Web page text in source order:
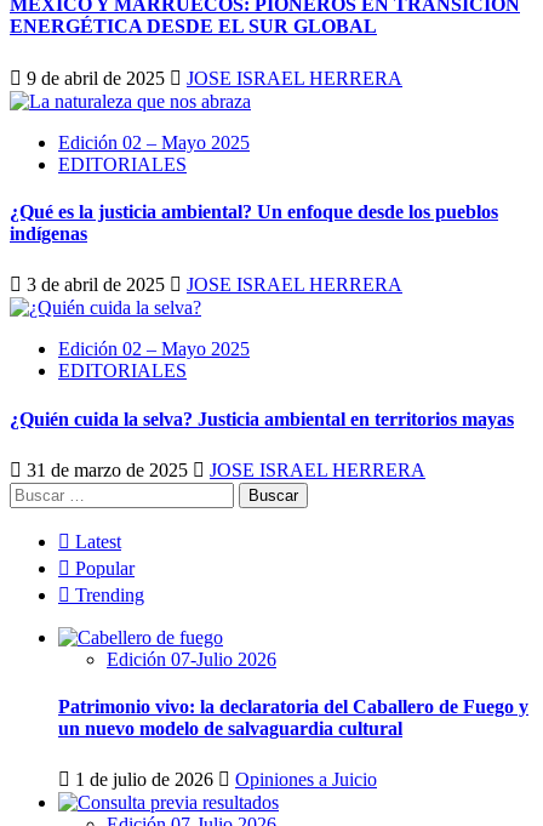
MÉXICO Y MARRUECOS: PIONEROS EN TRANSICIÓN
ENERGÉTICA DESDE EL SUR GLOBAL
9 de abril de 2025 JOSE ISRAEL HERRERA
Edición 02 – Mayo 2025
EDITORIALES
¿Qué es la justicia ambiental? Un enfoque desde los pueblos
indígenas
3 de abril de 2025 JOSE ISRAEL HERRERA
Edición 02 – Mayo 2025
EDITORIALES
¿Quién cuida la selva? Justicia ambiental en territorios mayas
31 de marzo de 2025
JOSE ISRAEL HERRERA
Buscar:
Latest
Popular
Trending
Edición 07-Julio 2026
Patrimonio vivo: la declaratoria del Caballero de Fuego y
un nuevo modelo de salvaguardia cultural
1 de julio de 2026 Opiniones a Juicio